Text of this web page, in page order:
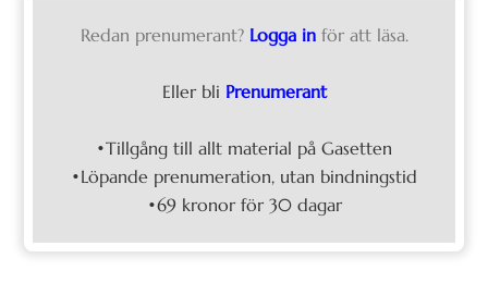
Redan prenumerant? Logga in för att läsa.
Eller bli Prenumerant
•Tillgång till allt material på Gasetten
•Löpande prenumeration, utan bindningstid
•69 kronor för 30 dagar